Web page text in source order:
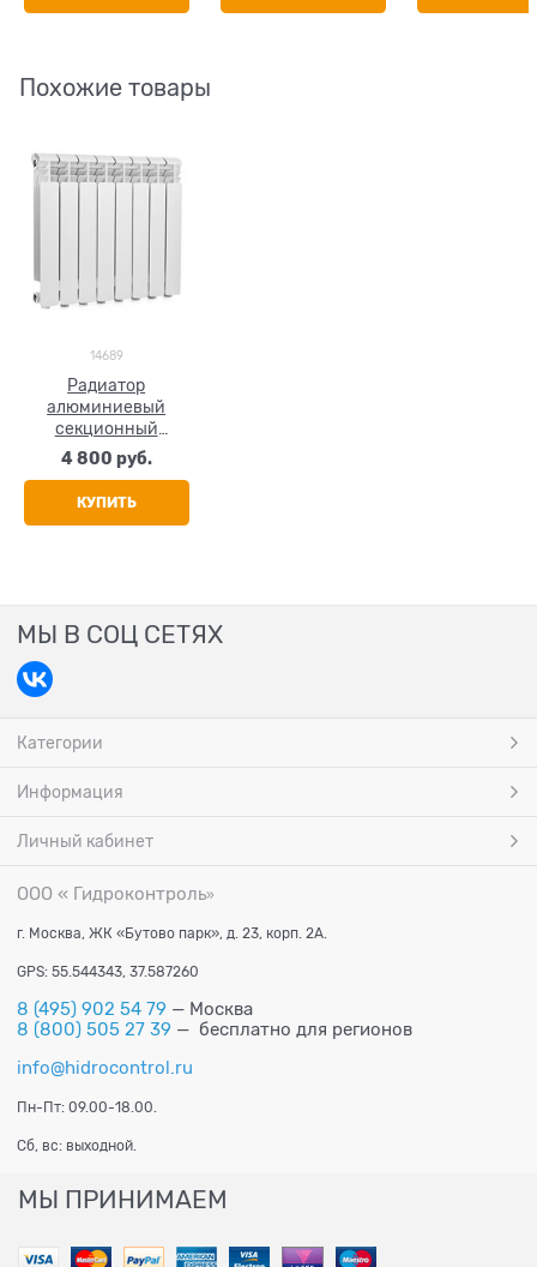
Похожие товары
14689
Радиатор
алюминиевый
секционный
GLOBAL ISEO 350, 8
секций
4 800 руб.
КУПИТЬ
МЫ В СОЦ СЕТЯХ
Категории
Информация
Личный кабинет
ООО « Гидроконтроль»
г. Москва, ЖК «Бутово парк», д. 23, корп. 2А.
GPS: 55.544343, 37.587260
8 (495) 902 54 79 — Москва
8 (800) 505 27 39 — бесплатно для регионов
info@hidrocontrol.ru
Пн-Пт: 09.00-18.00.
Сб, вс: выходной.
МЫ ПРИНИМАЕМ